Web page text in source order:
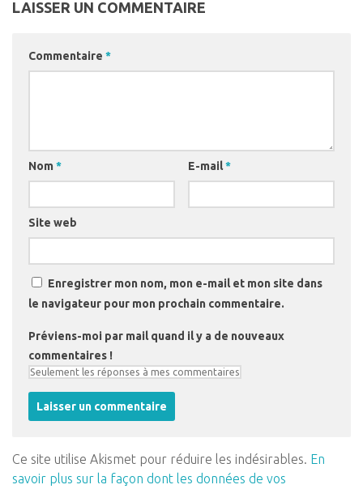
LAISSER UN COMMENTAIRE
Commentaire *
Nom * E-mail*
Site web
Enregistrer mon nom, mon e-mail et mon site dans
le navigateur pour mon prochain commentaire.
Préviens-moi par mail quand il y a de nouveaux
commentaires !
Ce site utilise Akismet pour réduire les indésirables. En
savoir plus sur la façon dont les données de vos